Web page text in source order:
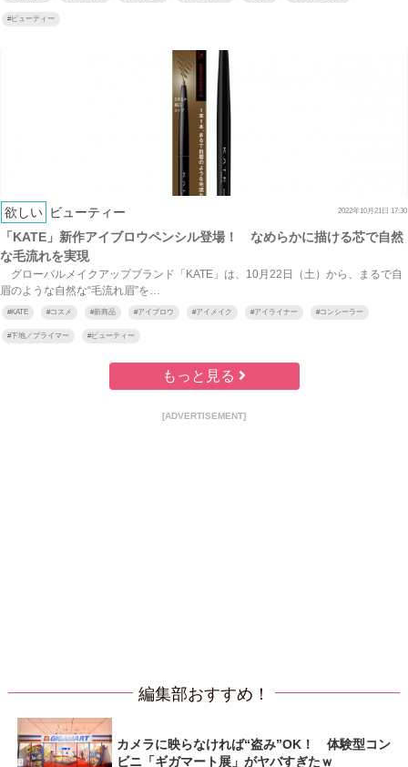
#ビューティー
欲しい ビューティー 2022年10月21日 17:30
「KATE」新作アイブロウペンシル登場！ なめらかに描ける芯で自然
な毛流れを実現
グローバルメイクアップブランド「KATE」は、10月22日（土）から、まるで自
眉のような自然な“毛流れ眉”を…
#KATE #コスメ #新商品 #アイブロウ #アイメイク #アイライナー #コンシーラー
#下地／プライマー #ビューティー
もっと見る
[ADVERTISEMENT]
編集部おすすめ！
カメラに映らなければ“盗み”OK！ 体験型コン
ビニ「ギガマート展」がヤバすぎたｗ